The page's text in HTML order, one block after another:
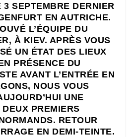
3 SEPTEMBRE DERNIER
EN AUTRICHE.
L’ÉQUIPE DU
À KIEV. APRÈS VOUS
UN ÉTAT DES LIEUX
PRÉSENCE DU
AVANT L’ENTRÉE EN
NOUS VOUS
UNE
PREMIERS
RETOUR
EN DEMI-TEINTE.